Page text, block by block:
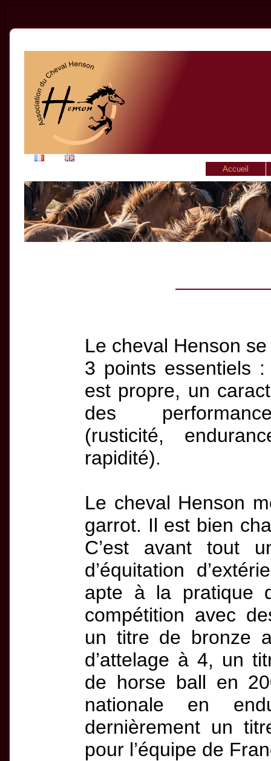
Accueil
Le cheval Henson
3 points essentiels
est propre, un
des
(rusticité,
rapidité).
Le cheval Henson
garrot. Il est bien
C’est avant tout
d’équitation
apte à la pratique
compétition avec
un titre de bronze
d’attelage à 4, un
de horse ball en
nationale en
dernièrement un
pour l’équipe de